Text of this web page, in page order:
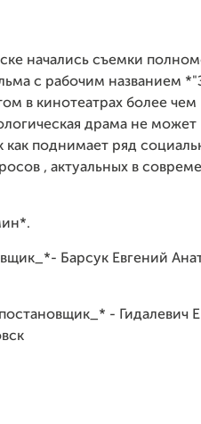
начались съемки
с рабочим названием
в кинотеатрах более чем
драма не может
как поднимает ряд
, актуальных в
Барсук Евгений
- Гидалевич